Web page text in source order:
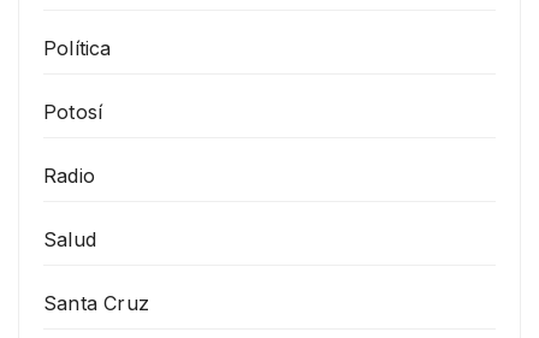
Política
Potosí
Radio
Salud
Santa Cruz